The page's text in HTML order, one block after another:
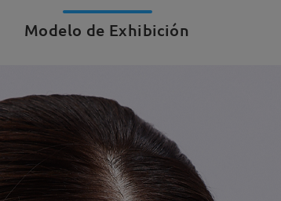
Modelo de Exhibición